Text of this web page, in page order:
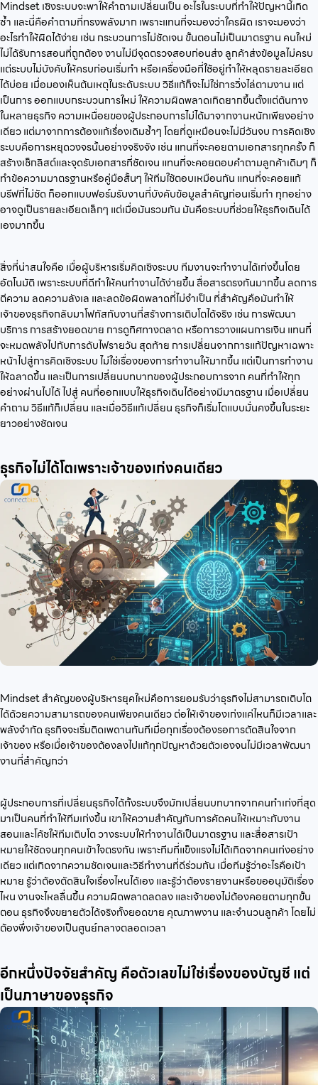
Mindset เชิงระบบจะพาให้คำถามเปลี่ยนเป็น อะไรในระบบที่ทำให้ปัญหานี้เกิด
ซ้ำ และนี่คือคำถามที่ทรงพลังมาก เพราะแทนที่จะมองว่าใครผิด เราจะมองว่า
อะไรทำให้ผิดได้ง่าย เช่น กระบวนการไม่ชัดเจน ขั้นตอนไม่เป็นมาตรฐาน คนใหม่
ไม่ได้รับการสอนที่ถูกต้อง งานไม่มีจุดตรวจสอบก่อนส่ง ลูกค้าส่งข้อมูลไม่ครบ
แต่ระบบไม่บังคับให้ครบก่อนเริ่มทำ หรือเครื่องมือที่ใช้อยู่ทำให้หลุดรายละเอียด
ได้บ่อย เมื่อมองเห็นต้นเหตุในระดับระบบ วิธีแก้ก็จะไม่ใช่การวิ่งไล่ตามงาน แต่
เป็นการ ออกแบบกระบวนการใหม่ ให้ความผิดพลาดเกิดยากขึ้นตั้งแต่ต้นทาง
ในหลายธุรกิจ ความเหนื่อยของผู้ประกอบการไม่ได้มาจากงานหนักเพียงอย่าง
เดียว แต่มาจากการต้องแก้เรื่องเดิมซ้ำๆ โดยที่ดูเหมือนจะไม่มีวันจบ การคิดเชิง
ระบบคือการหยุดวงจรนั้นอย่างจริงจัง เช่น แทนที่จะคอยตามเอกสารทุกครั้ง ก็
สร้างเช็กลิสต์และจุดรับเอกสารที่ชัดเจน แทนที่จะคอยตอบคำถามลูกค้าเดิมๆ ก็
ทำข้อความมาตรฐานหรือคู่มือสั้นๆ ให้ทีมใช้ตอบเหมือนกัน แทนที่จะคอยแก้
บรีฟที่ไม่ชัด ก็ออกแบบฟอร์มรับงานที่บังคับข้อมูลสำคัญก่อนเริ่มทำ ทุกอย่าง
อาจดูเป็นรายละเอียดเล็กๆ แต่เมื่อมันรวมกัน มันคือระบบที่ช่วยให้ธุรกิจเดินได้
เองมากขึ้น
สิ่งที่น่าสนใจคือ เมื่อผู้บริหารเริ่มคิดเชิงระบบ ทีมงานจะทำงานได้เก่งขึ้นโดย
อัตโนมัติ เพราะระบบที่ดีทำให้คนทำงานได้ง่ายขึ้น สื่อสารตรงกันมากขึ้น ลดการ
ตีความ ลดความลังเล และลดข้อผิดพลาดที่ไม่จำเป็น ที่สำคัญคือมันทำให้
เจ้าของธุรกิจกลับมาโฟกัสกับงานที่สร้างการเติบโตได้จริง เช่น การพัฒนา
บริการ การสร้างยอดขาย การดูทิศทางตลาด หรือการวางแผนการเงิน แทนที่
จะหมดพลังไปกับการดับไฟรายวัน สุดท้าย การเปลี่ยนจากการแก้ปัญหาเฉพาะ
หน้าไปสู่การคิดเชิงระบบ ไม่ใช่เรื่องของการทำงานให้มากขึ้น แต่เป็นการทำงาน
ให้ฉลาดขึ้น และเป็นการเปลี่ยนบทบาทของผู้ประกอบการจาก คนที่ทำให้ทุก
อย่างผ่านไปได้ ไปสู่ คนที่ออกแบบให้ธุรกิจเดินได้อย่างมีมาตรฐาน เมื่อเปลี่ยน
คำถาม วิธีแก้ก็เปลี่ยน และเมื่อวิธีแก้เปลี่ยน ธุรกิจก็เริ่มโตแบบมั่นคงขึ้นในระยะ
ยาวอย่างชัดเจน
ธุรกิจไม่ได้โตเพราะเจ้าของเก่งคนเดียว
Mindset สำคัญของผู้บริหารยุคใหม่คือการยอมรับว่าธุรกิจไม่สามารถเติบโต
ได้ด้วยความสามารถของคนเพียงคนเดียว ต่อให้เจ้าของเก่งแค่ไหนก็มีเวลาและ
พลังจำกัด ธุรกิจจะเริ่มติดเพดานทันทีเมื่อทุกเรื่องต้องรอการตัดสินใจจาก
เจ้าของ หรือเมื่อเจ้าของต้องลงไปแก้ทุกปัญหาด้วยตัวเองจนไม่มีเวลาพัฒนา
งานที่สำคัญกว่า
ผู้ประกอบการที่เปลี่ยนธุรกิจได้ทั้งระบบจึงมักเปลี่ยนบทบาทจากคนทำเก่งที่สุด
มาเป็นคนที่ทำให้ทีมเก่งขึ้น เขาให้ความสำคัญกับการคัดคนให้เหมาะกับงาน
สอนและโค้ชให้ทีมเติบโต วางระบบให้ทำงานได้เป็นมาตรฐาน และสื่อสารเป้า
หมายให้ชัดจนทุกคนเข้าใจตรงกัน เพราะทีมที่แข็งแรงไม่ได้เกิดจากคนเก่งอย่าง
เดียว แต่เกิดจากความชัดเจนและวิธีทำงานที่ดีร่วมกัน เมื่อทีมรู้ว่าอะไรคือเป้า
หมาย รู้ว่าต้องตัดสินใจเรื่องไหนได้เอง และรู้ว่าต้องรายงานหรือขออนุมัติเรื่อง
ไหน งานจะไหลลื่นขึ้น ความผิดพลาดลดลง และเจ้าของไม่ต้องคอยตามทุกขั้น
ตอน ธุรกิจจึงขยายตัวได้จริงทั้งยอดขาย คุณภาพงาน และจำนวนลูกค้า โดยไม่
ต้องพึ่งเจ้าของเป็นศูนย์กลางตลอดเวลา
อีกหนึ่งปัจจัยสำคัญ คือตัวเลขไม่ใช่เรื่องของบัญชี แต่
เป็นภาษาของธุรกิจ